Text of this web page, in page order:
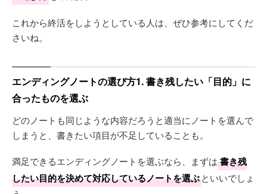
これから終活をしようとしている人は、ぜひ参考にしてくだ
さいね。
エンディングノートの選び方1. 書き残したい「目的」に
合ったものを選ぶ
どのノートも同じような内容だろうと適当にノートを選んで
しまうと、書きたい項目が不足していることも。
満足できるエンディングノートを選ぶなら、まずは 書き残
したい目的を決めて対応しているノートを選ぶといいでしょ